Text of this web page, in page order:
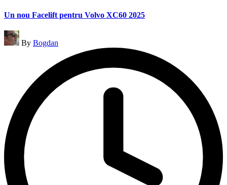
Un nou Facelift pentru Volvo XC60 2025
Posted
by
By Bogdan